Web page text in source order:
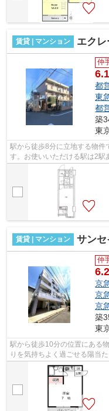
賃貸 | マンション エク
仲
都
東
都
築
東
駅から徒歩8分に立地する物件
す。お使いいただける駅は2駅
初期費用をカードでお支払いい
賃貸 | マンション サンセ
仲
京
京
京
築
東
駅から徒歩10分の位置にある
りを気持ちよく過ごせる陽当
が便利になる、2駅利用可能な